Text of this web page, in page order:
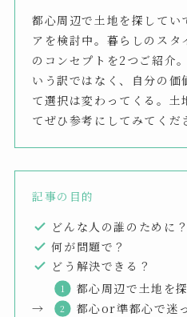
都心周辺で土地を探してい
アを検討中。暮らしのスタ
のコンセプトを2つご紹介
いう訳ではなく、自分の価
て選択は変わってくる。土
てぜひ参考にしてみてくだ
記事の目的
どんな人の誰のために？
何が問題で？
どう解決できる？
→
都心周辺で土地を
都心or準都心で迷